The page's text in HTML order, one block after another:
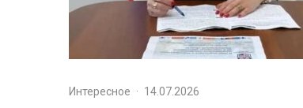
Интересное · 14.07.2026